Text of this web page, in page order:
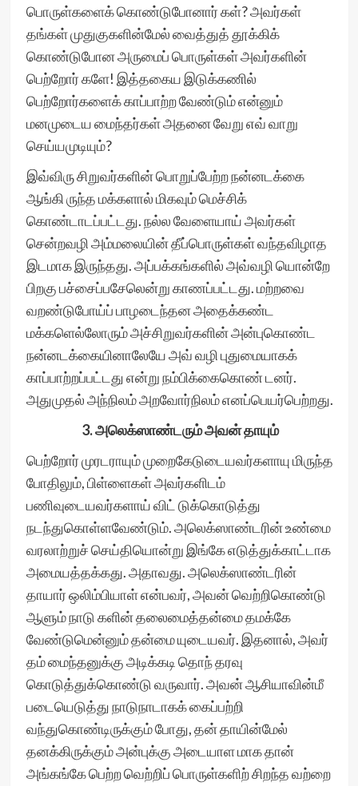
பொருள்களைக் கொண்டுபோனார் கள்? அவர்கள்
தங்கள் முதுகுகளின்மேல் வைத்துத் தூக்கிக்
கொண்டுபோன அருமைப் பொருள்கள் அவர்களின்
பெற்றோர் களே! இத்தகைய இடுக்கணில்
பெற்றோர்களைக் காப்பாற்ற வேண்டும் என்னும்
மனமுடைய மைந்தர்கள் அதனை வேறு எவ் வாறு
செய்யமுடியும்?
இவ்விரு சிறுவர்களின் பொறுப்பேற்ற நன்னடக்கை
ஆங்கி ருந்த மக்களால் மிகவும் மெச்சிக்
கொண்டாடப்பட்டது. நல்ல வேளையாய் அவர்கள்
சென்றவழி அம்மலையின் தீப்பொருள்கள் வந்தவிழாத
இடமாக இருந்தது. அப்பக்கங்களில் அவ்வழி யொன்றே
பிறகு பச்சைப்பசேலென்று காணப்பட்டது. மற்றவை
வறண்டுபோய்ப் பாழடைந்தன அதைக்கண்ட
மக்களெல்லோரும் அச்சிறுவர்களின் அன்புகொண்ட
நன்னடக்கையினாலேயே அவ் வழி புதுமையாகக்
காப்பாற்றப்பட்டது என்று நம்பிக்கைகொண் டனர்.
அதுமுதல் அந்நிலம் அறவோர்நிலம் எனப்பெயர்பெற்றது.
3. அலெக்ஸாண்டரும் அவன் தாயும்
பெற்றோர் முரடராயும் முறைகேடுடையவர்களாயு மிருந்த
போதிலும், பிள்ளைகள் அவர்களிடம்
பணிவுடையவர்களாய் விட் டுக்கொடுத்து
நடந்துகொள்ளவேண்டும். அலெக்ஸாண்டரின் உண்மை
வரலாற்றுச் செய்தியொன்று இங்கே எடுத்துக்காட்டாக
அமையத்தக்கது. அதாவது. அலெக்ஸாண்டரின்
தாயார் ஒலிம்பியாள் என்பவர், அவன் வெற்றிகொண்டு
ஆளும் நாடு களின் தலைமைத்தன்மை தமக்கே
வேண்டுமென்னும் தன்மை யுடையவர். இதனால், அவர்
தம் மைந்தனுக்கு அடிக்கடி தொந் தரவு
கொடுத்துக்கொண்டு வருவார். அவன் ஆசியாவின்மீ
படையெடுத்து நாடுநாடாகக் கைப்பற்றி
வந்துகொண்டிருக்கும் போது, தன் தாயின்மேல்
தனக்கிருக்கும் அன்புக்கு அடையாள மாக தான்
அங்கங்கே பெற்ற வெற்றிப் பொருள்களிற் சிறந்த வற்றை